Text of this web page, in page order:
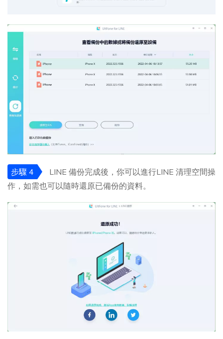
步驟 4
LINE 備份完成後，你可以進行LINE 清理空間操
作，如需也可以隨時還原已備份的資料。